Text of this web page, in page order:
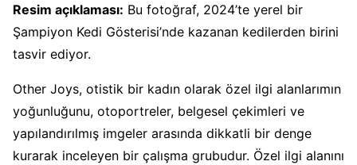
Resim açıklaması: Bu fotoğraf, 2024’te yerel bir
Şampiyon Kedi Gösterisi’nde kazanan kedilerden birini
tasvir ediyor.
Other Joys, otistik bir kadın olarak özel ilgi alanlarımın
yoğunluğunu, otoportreler, belgesel çekimleri ve
yapılandırılmış imgeler arasında dikkatli bir denge
kurarak inceleyen bir çalışma grubudur. Özel ilgi alanını